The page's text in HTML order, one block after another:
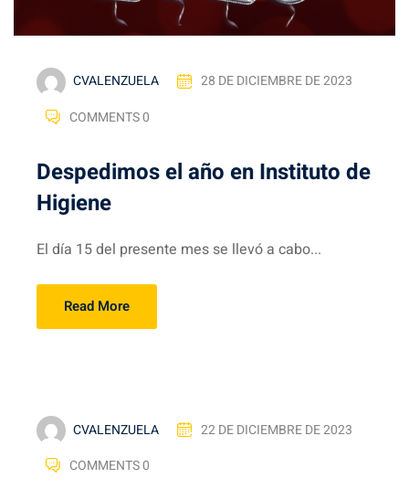
CVALENZUELA
28 DE DICIEMBRE DE 2023
COMMENTS 0
Despedimos el año en Instituto de
Higiene
El día 15 del presente mes se llevó a cabo...
Read More
CVALENZUELA
22 DE DICIEMBRE DE 2023
COMMENTS 0